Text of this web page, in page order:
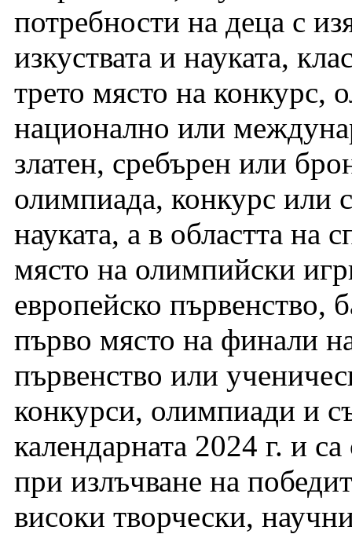
потребности на деца с
изкуствата и науката,
трето място на конкурс,
национално или
златен, сребърен или
олимпиада, конкурс или
науката, а в областта на
място на олимпийски
европейско първенство,
първо място на финали
първенство или
конкурси, олимпиади и
календарната 2024 г. и
при излъчване на
високи творчески,